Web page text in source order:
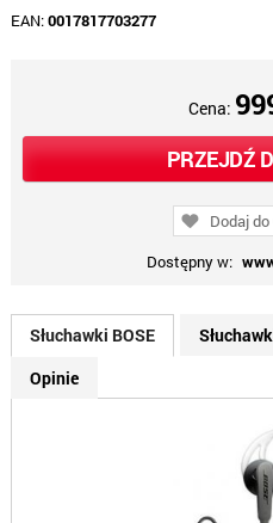
EAN:0017817703277
Cena:
PRZEJDŹ
Dodaj
Dostępny w:
Słuchawki BOSE
Opinie